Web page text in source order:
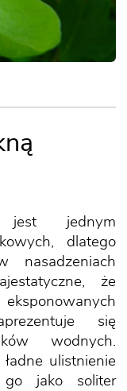
jest jednym
dlatego
nasadzeniach
że
się
wodnych.
ulistnienie
go jako soliter